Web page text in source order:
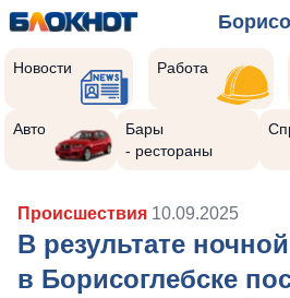
Новости Работа
Авто
Бары
- рестораны
Происшествия 10.09.2025
В результате
в Борисоглебске